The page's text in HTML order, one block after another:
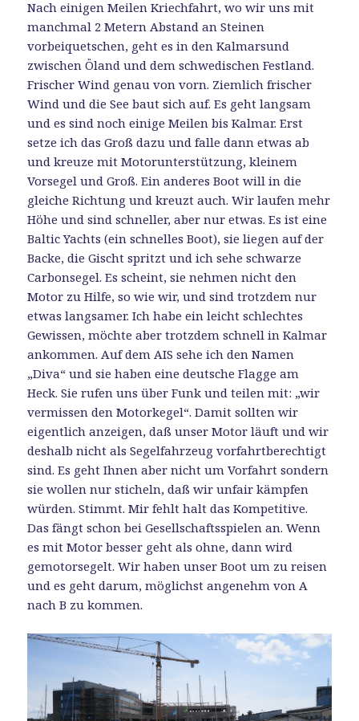
Nach einigen Meilen Kriechfahrt, wo wir uns mit
manchmal 2 Metern Abstand an Steinen
vorbeiquetschen, geht es in den Kalmarsund
zwischen Öland und dem schwedischen Festland.
Frischer Wind genau von vorn. Ziemlich frischer
Wind und die See baut sich auf. Es geht langsam
und es sind noch einige Meilen bis Kalmar. Erst
setze ich das Groß dazu und falle dann etwas ab
und kreuze mit Motorunterstützung, kleinem
Vorsegel und Groß. Ein anderes Boot will in die
gleiche Richtung und kreuzt auch. Wir laufen mehr
Höhe und sind schneller, aber nur etwas. Es ist eine
Baltic Yachts (ein schnelles Boot), sie liegen auf der
Backe, die Gischt spritzt und ich sehe schwarze
Carbonsegel. Es scheint, sie nehmen nicht den
Motor zu Hilfe, so wie wir, und sind trotzdem nur
etwas langsamer. Ich habe ein leicht schlechtes
Gewissen, möchte aber trotzdem schnell in Kalmar
ankommen. Auf dem AIS sehe ich den Namen
„Diva“ und sie haben eine deutsche Flagge am
Heck. Sie rufen uns über Funk und teilen mit: „wir
vermissen den Motorkegel“. Damit sollten wir
eigentlich anzeigen, daß unser Motor läuft und wir
deshalb nicht als Segelfahrzeug vorfahrtberechtigt
sind. Es geht Ihnen aber nicht um Vorfahrt sondern
sie wollen nur sticheln, daß wir unfair kämpfen
würden. Stimmt. Mir fehlt halt das Kompetitive.
Das fängt schon bei Gesellschaftsspielen an. Wenn
es mit Motor besser geht als ohne, dann wird
gemotorsegelt. Wir haben unser Boot um zu reisen
und es geht darum, möglichst angenehm von A
nach B zu kommen.